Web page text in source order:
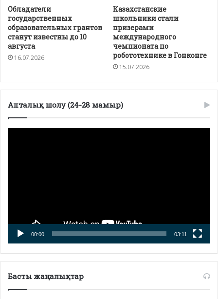
Обладатели
государственных
образовательных грантов
станут известны до 10
августа
16.07.2026
Казахстанские
школьники стали
призерами
международного
чемпионата по
робототехнике в Гонконге
15.07.2026
Апталық шолу (24-28 мамыр)
00:00 03:11
Басты жаңалықтар